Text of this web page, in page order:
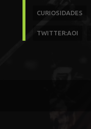
CURIOSIDADES
TWITTER:AOI